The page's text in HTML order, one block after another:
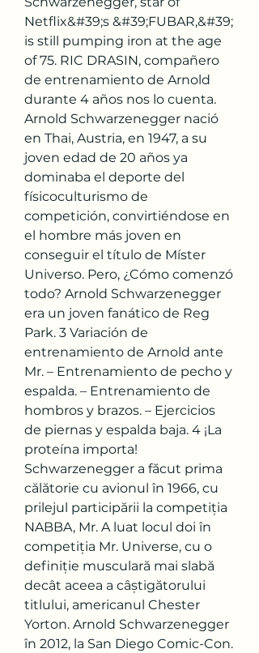
Netflix&#39;s &#39;FUBAR,&#39;
is still pumping iron at the age
of 75. RIC DRASIN, compañero
de entrenamiento de Arnold
durante 4 años nos lo cuenta.
Arnold Schwarzenegger nació
en Thai, Austria, en 1947, a su
joven edad de 20 años ya
dominaba el deporte del
físicoculturismo de
competición, convirtiéndose en
el hombre más joven en
conseguir el título de Míster
Universo. Pero, ¿Cómo comenzó
todo? Arnold Schwarzenegger
era un joven fanático de Reg
Park. 3 Variación de
entrenamiento de Arnold ante
Mr. – Entrenamiento de pecho y
espalda. – Entrenamiento de
hombros y brazos. – Ejercicios
de piernas y espalda baja. 4 ¡La
proteína importa!
Schwarzenegger a făcut prima
călătorie cu avionul în 1966, cu
prilejul participării la competiția
NABBA, Mr. A luat locul doi în
competiția Mr. Universe, cu o
definiție musculară mai slabă
decât aceea a câștigătorului
titlului, americanul Chester
Yorton. Arnold Schwarzenegger
în 2012, la San Diego Comic-Con.